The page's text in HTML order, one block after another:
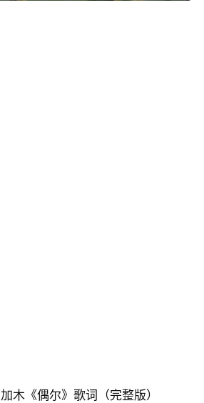
加木《偶尔》歌词（完整版）